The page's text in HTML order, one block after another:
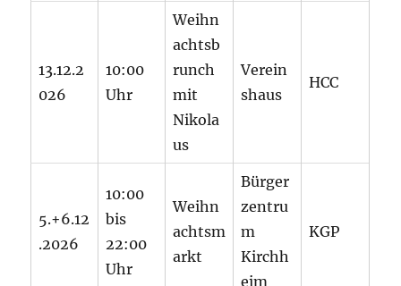
13.12.2
026
10:00
Uhr
Weihn
achtsb
runch
mit
Nikola
us
Verein
shaus
HCC
5.+6.12
.2026
10:00
bis
22:00
Uhr
Weihn
achtsm
arkt
Bürger
zentru
m
Kirchh
eim
KGP